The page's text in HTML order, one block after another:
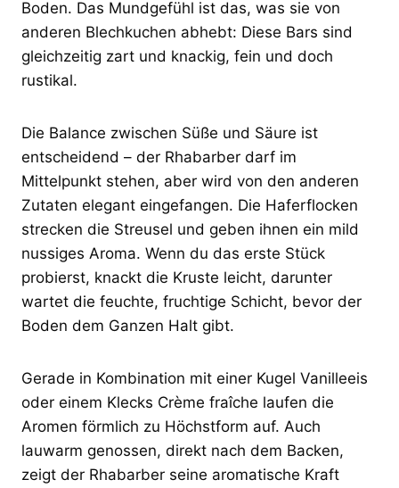
Boden. Das Mundgefühl ist das, was sie von
anderen Blechkuchen abhebt: Diese Bars sind
gleichzeitig zart und knackig, fein und doch
rustikal.
Die Balance zwischen Süße und Säure ist
entscheidend – der Rhabarber darf im
Mittelpunkt stehen, aber wird von den anderen
Zutaten elegant eingefangen. Die Haferflocken
strecken die Streusel und geben ihnen ein mild
nussiges Aroma. Wenn du das erste Stück
probierst, knackt die Kruste leicht, darunter
wartet die feuchte, fruchtige Schicht, bevor der
Boden dem Ganzen Halt gibt.
Gerade in Kombination mit einer Kugel Vanilleeis
oder einem Klecks Crème fraîche laufen die
Aromen förmlich zu Höchstform auf. Auch
lauwarm genossen, direkt nach dem Backen,
zeigt der Rhabarber seine aromatische Kraft